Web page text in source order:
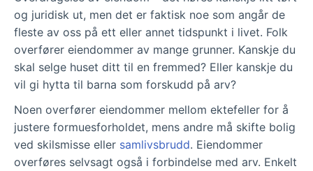
og juridisk ut, men det er faktisk noe som angår de
fleste av oss på ett eller annet tidspunkt i livet. Folk
overfører eiendommer av mange grunner. Kanskje du
skal selge huset ditt til en fremmed? Eller kanskje du
vil gi hytta til barna som forskudd på arv?
Noen overfører eiendommer mellom ektefeller for å
justere formuesforholdet, mens andre må skifte bolig
ved skilsmisse eller samlivsbrudd. Eiendommer
overføres selvsagt også i forbindelse med arv. Enkelt